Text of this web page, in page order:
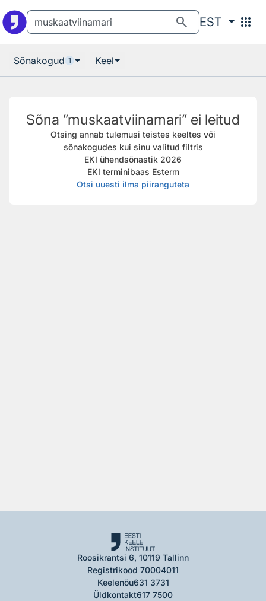
search EST apps
Sõnakogud 1 Keel
Sõna ”muskaatviinamari” ei leitud
Otsing annab tulemusi teistes keeltes või
sõnakogudes kui sinu valitud filtris
EKI ühendsõnastik 2026
EKI terminibaas Esterm
Otsi uuesti ilma piiranguteta
Roosikrantsi 6, 10119 Tallinn
Registrikood 70004011
Keelenõu631 3731
Üldkontakt617 7500